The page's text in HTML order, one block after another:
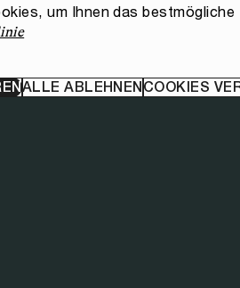
um Ihnen das
ALLE ABLEHNENCOOKIES